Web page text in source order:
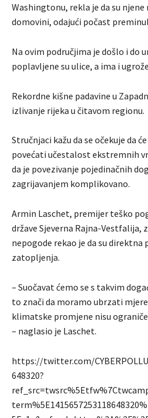
Washingtonu, rekla je da su
domovini, odajući počast
Na ovim područjima je došlo i do
poplavljene su ulice, a ima i
Rekordne kišne padavine u
izlivanje rijeka u čitavom regionu.
Stručnjaci kažu da se očekuje da
povećati učestalost ekstremnih
da je povezivanje pojedinačnih
zagrijavanjem komplikovano.
Armin Laschet, premijer teško
države Sjeverna Rajna-Vestfalija,
nepogode rekao je da su
zatopljenja.
– Suočavat ćemo se s takvim
to znači da moramo ubrzati
klimatske promjene nisu
– naglasio je Laschet.
https://twitter.com/
648320?